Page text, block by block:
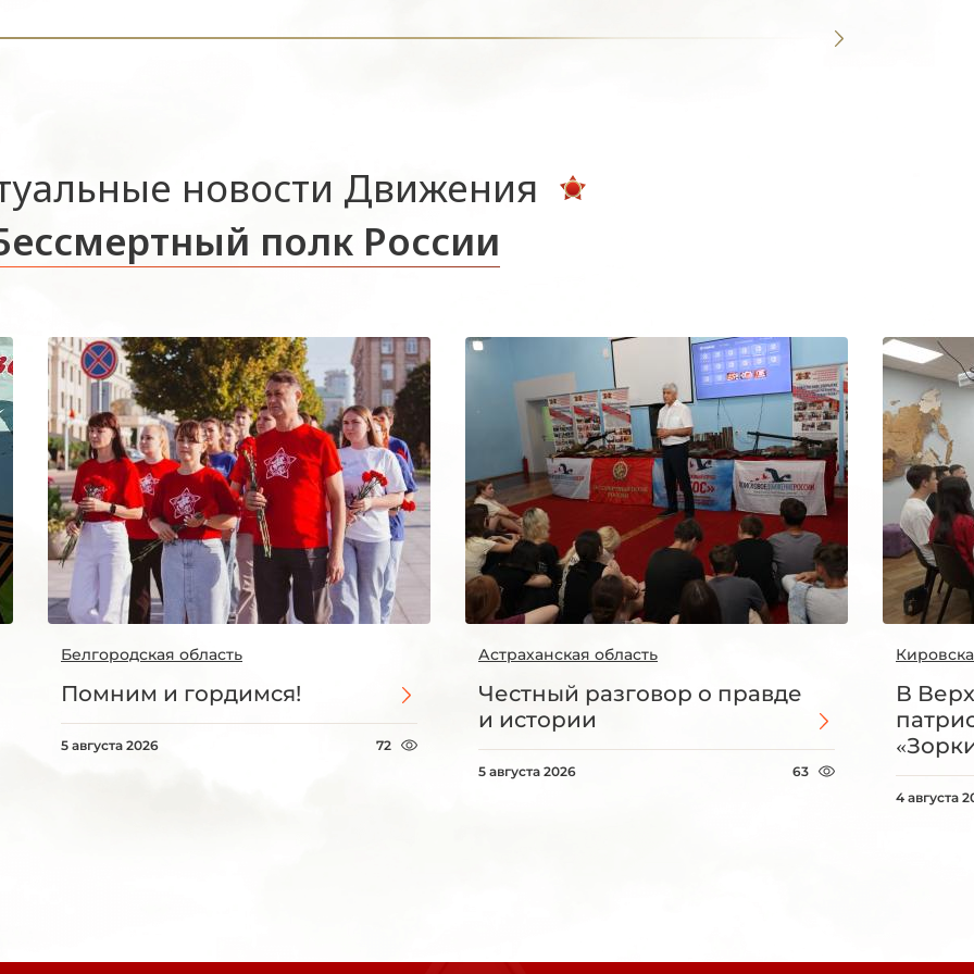
новости Движения
полк России
Белгородская область
Помним и гордимся!
5 августа 2026 72
Астраханская область
Честный разговор о правде
и истории
5 августа 2026 63
В
4 августа